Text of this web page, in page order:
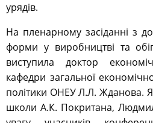
урядів.
На пленарному засіданні з
форми у виробництві та
виступила доктор
кафедри загальної
політики ОНЕУ Л.Л. Жданова.
школи А.К. Покритана,